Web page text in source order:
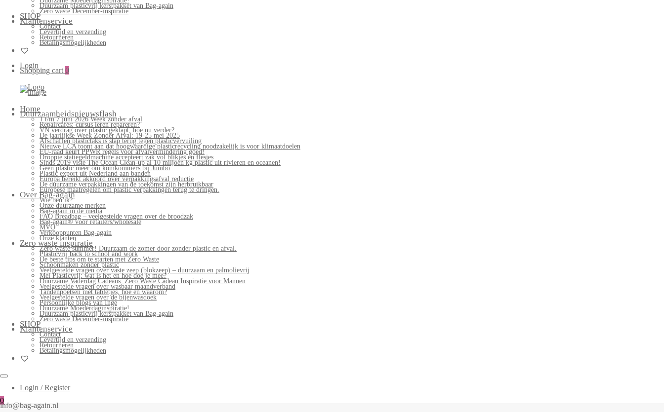
Duurzaam plasticvrij kerstpakket van Bag-again
Zero waste December-inspiratie
SHOP
Klantenservice
Contact
Levertijd en verzending
Retourneren
Betalingsmogelijkheden
Login
Shopping cart 0
Home
Duurzaamheidsnieuwsflash
1 t/m 7 juni 2026 Week zonder afval
Repaircafés: cursus leren repareren?
VN verdrag over plastic geklapt, hoe nu verder?
De jaarlijkse Week Zonder Afval: 19-25 mei 2025
Afschaffen plastictaks is stap terug tegen plasticvervuiling
Nieuwe LCA toont aan dat hoogwaardige plasticrecycling noodzakelijk is voor klimaatdoelen
EU-raad keurt PPWR regels voor afvalvermindering goed!
Droppie statiegeldmachine accepteert zak vol blikjes en flesjes
Sinds 2019 viste The Ocean Clean-up al 10 miljoen kg plastic uit rivieren en oceanen!
Geen plastic meer om komkommers bij Jumbo
Plastic export uit Nederland aan banden
Europa bereikt akkoord over verpakkingsafval reductie
De duurzame verpakkingen van de toekomst zijn herbruikbaar
Europese maatregelen om plastic verpakkingen terug te dringen.
Over Bag-again
Wie ben ik?
Onze duurzame merken
Bag-again in de media
FAQ Breadbag – veelgestelde vragen over de broodzak
Bag-again® voor retailers/wholesale
MVO
Verkooppunten Bag-again
Onze klanten
Zero waste inspiratie
Zero waste summer! Duurzaam de zomer door zonder plastic en afval.
Plasticvrij back to school and work
De beste tips om te starten met Zero Waste
Schoonmaken zonder plastic
Veelgestelde vragen over vaste zeep (blokzeep) – duurzaam en palmolievrij
Mei Plasticvrij: wat is het en hoe doe je mee?
Duurzame Vaderdag Cadeaus: Zero Waste Cadeau Inspiratie voor Mannen
Veelgestelde vragen over wasbaar maandverband
Tandenpoetsen met tabletjes, hoe en waarom?
Veelgestelde vragen over de bijenwasdoek
Persoonlijke blogs van Inge
Duurzame Moederdaginspiratie!
Duurzaam plasticvrij kerstpakket van Bag-again
Zero waste December-inspiratie
SHOP
Klantenservice
Contact
Levertijd en verzending
Retourneren
Betalingsmogelijkheden
Login / Register
0
info@bag-again.nl